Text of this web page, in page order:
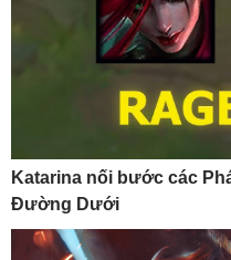
Katarina nối bước các
Đường Dưới